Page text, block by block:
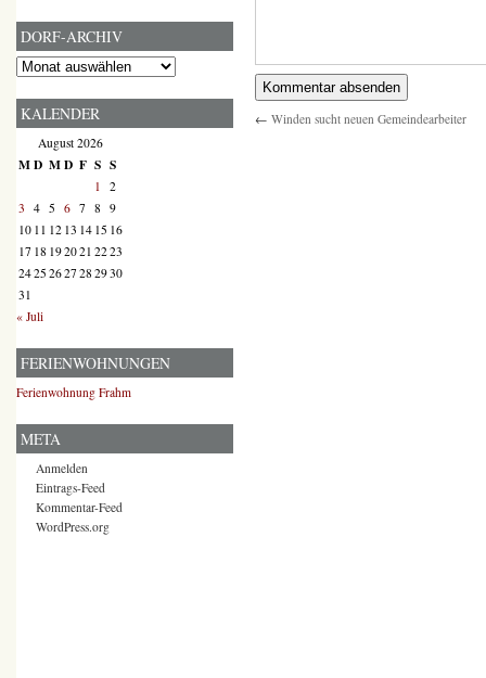
← Winden sucht neuen Gemeindearbeiter
DORF-ARCHIV
Dorf-
KALENDER
August 2026
MD MD F S S
1 2
3 4 5 6 7 8 9
10 11 12 13 14 15 16
17 18 192021 2223
2425 2627 28 2930
31
« Juli
FERIENWOHNUNGEN
Ferienwohnung Frahm
META
Anmelden
Eintrags-Feed
Kommentar-Feed
WordPress.org